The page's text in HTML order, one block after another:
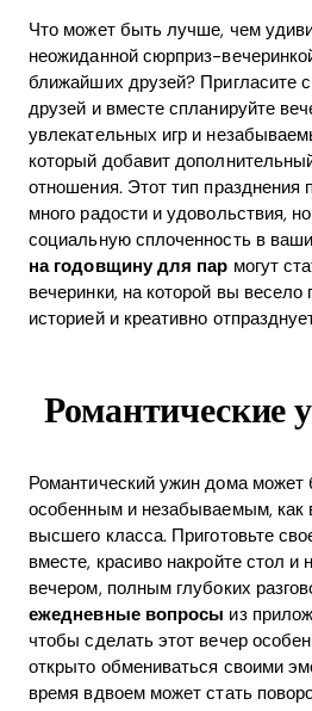
Что может быть лучше, чем
неожиданной сюрприз-
ближайших друзей? Пригласите
друзей и вместе спланируйте
увлекательных игр и
который добавит
отношения. Этот тип празднения
много радости и удовольствия,
социальную сплоченность в
на годовщину для пар могут
вечеринки, на которой вы весело
историей и креативно
Романтические
Романтический ужин дома может
особенным и незабываемым, как
высшего класса. Приготовьте
вместе, красиво накройте стол
вечером, полным глубоких
ежедневные вопросы из
чтобы сделать этот вечер
открыто обмениваться своими
время вдвоем может стать